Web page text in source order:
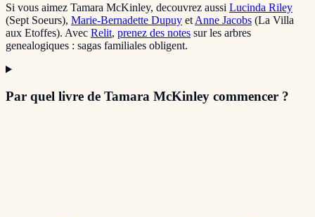
Si vous aimez Tamara McKinley, decouvrez aussi Lucinda Riley
(Sept Soeurs), Marie-Bernadette Dupuy et Anne Jacobs (La Villa
aux Etoffes). Avec Relit, prenez des notes sur les arbres
genealogiques : sagas familiales obligent.
Par quel livre de Tamara McKinley commencer ?